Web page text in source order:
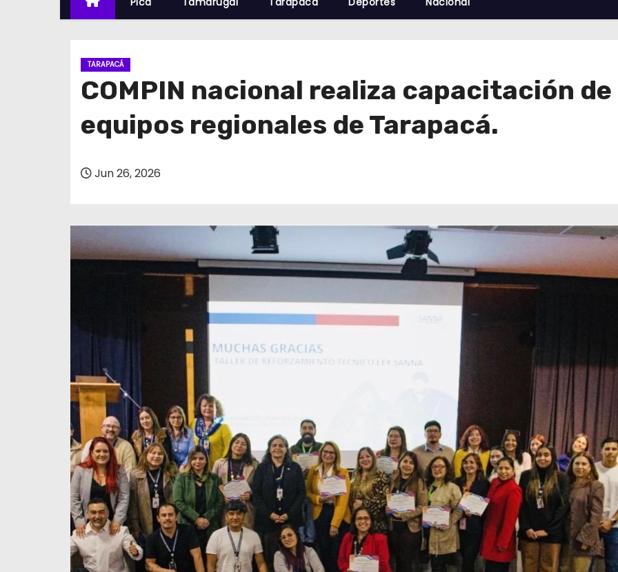
TARAPACÁ
COMPIN nacional realiza capacitación de
equipos regionales de Tarapacá.
Jun 26, 2026